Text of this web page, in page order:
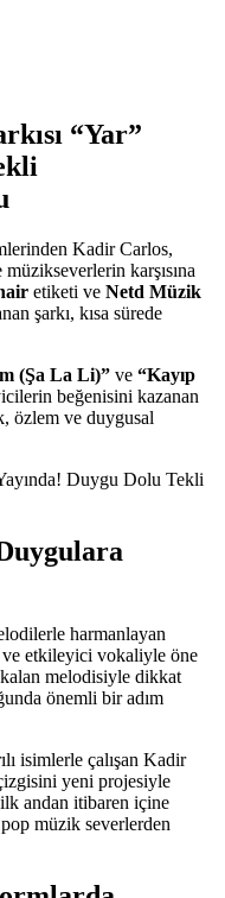
“Yar”
Kadir Carlos,
müzikseverlerin karşısına
etiketi ve Netd Müzik
şarkı, kısa sürede
(Şa La Li)” ve “Kayıp
beğenisini kazanan
özlem ve duygusal
harmanlayan
etkileyici vokaliyle öne
melodisiyle dikkat
önemli bir adım
isimlerle çalışan Kadir
yeni projesiyle
andan itibaren içine
müzik severlerden